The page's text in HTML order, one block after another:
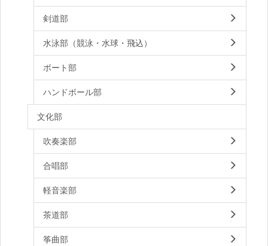
剣道部
水泳部（競泳・水球・飛込）
ボート部
ハンドボール部
文化部
吹奏楽部
合唱部
軽音楽部
茶道部
筝曲部